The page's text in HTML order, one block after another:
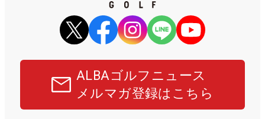
ALBAゴルフニュース
メルマガ登録はこちら